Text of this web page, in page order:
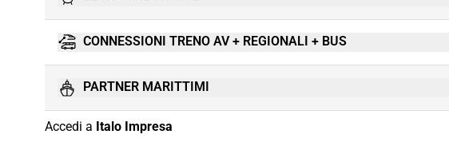
CONNESSIONI TRENO AV + REGIONALI + BUS
PARTNER MARITTIMI
Accedi a Italo Impresa